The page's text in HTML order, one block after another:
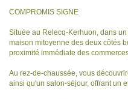
COMPROMIS SIGNE
Située au Relecq-Kerhuon, dans
maison mitoyenne des deux côtés
proximité immédiate des
Au rez-de-chaussée, vous
ainsi qu'un salon-séjour, offrant un